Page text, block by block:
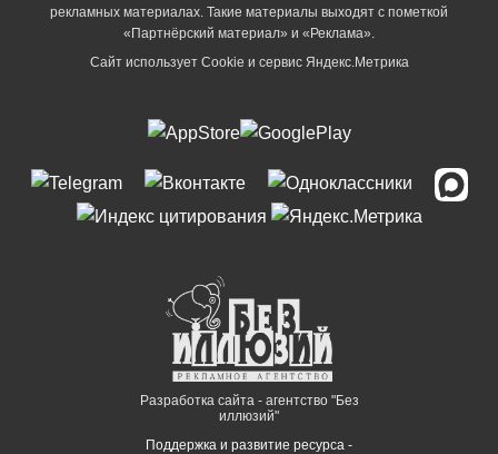
рекламных материалах. Такие материалы выходят с пометкой
«Партнёрский материал» и «Реклама».
Сайт использует Cookie и сервиc Яндекс.Метрика
Разработка сайта - агентство "Без
иллюзий"
Поддержка и развитие ресурса -